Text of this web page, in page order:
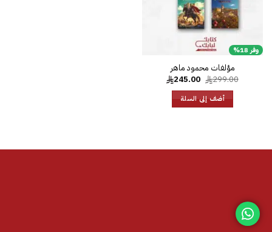
وفر 18%
مؤلفات محمود ماهر
299.00
السعر
الأصلي
هو:
299.00.
245.00 السعر
الحالي
أضف إلى السلة